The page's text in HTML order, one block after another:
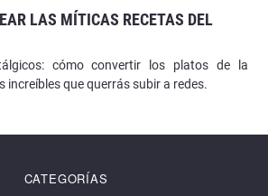
LAS MÍTICAS RECETAS DEL
cómo convertir los platos de la
increíbles que querrás subir a redes.
CATEGORÍAS